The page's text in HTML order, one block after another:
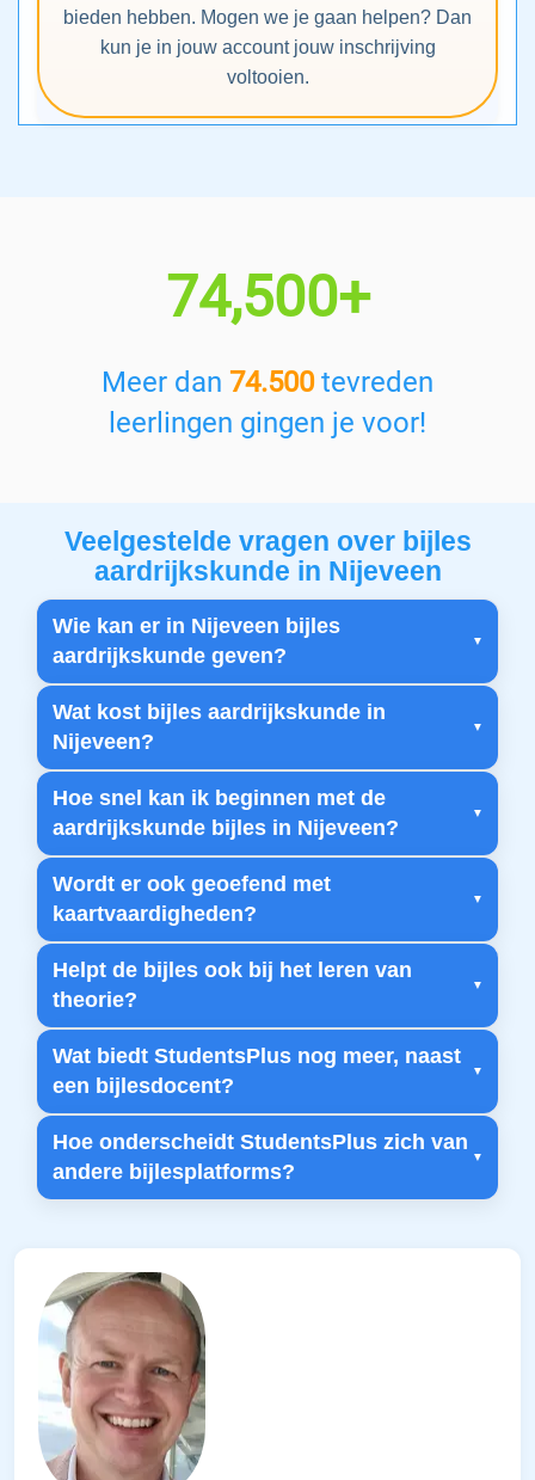
bieden hebben. Mogen we je gaan helpen? Dan
kun je in jouw account jouw inschrijving
voltooien.
74,500+
Meer dan 74.500tevreden
leerlingen gingen je voor!
Veelgestelde vragen over bijles
aardrijkskunde in Nijeveen
Wie kan er in Nijeveen bijles
aardrijkskunde geven?
Wat kost bijles aardrijkskunde in
Nijeveen?
Hoe snel kan ik beginnen met de
aardrijkskunde bijles in Nijeveen?
Wordt er ook geoefend met
kaartvaardigheden?
Helpt de bijles ook bij het leren van
theorie?
Wat biedt StudentsPlus nog meer, naast
een bijlesdocent?
Hoe onderscheidt StudentsPlus zich van
andere bijlesplatforms?